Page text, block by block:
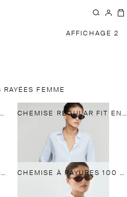
AFFICHAGE 2
RAYÉES FEMME
BLOUSIER OVERSIZE À RAYURES EN LIN MÉLANGÉ CHEMISE REGULAR FIT EN LIN MILLERAIES
CHEMISE FLUIDE À RAYURES EN COTON MÉLANGÉ ET SOIE CHEMISE À RAYURES 100 % LIN